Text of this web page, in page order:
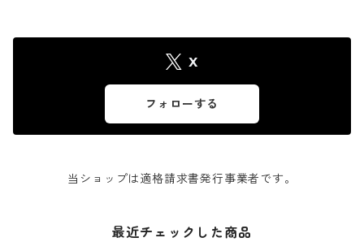
X
フォローする
当ショップは適格請求書発行事業者です。
最近チェックした商品